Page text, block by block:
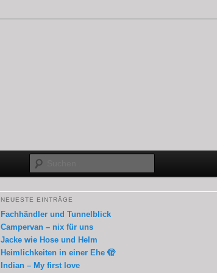
NEUESTE EINTRÄGE
Fachhändler und Tunnelblick
Campervan – nix für uns
Jacke wie Hose und Helm
Heimlichkeiten in einer Ehe 🫣
Indian – My first love